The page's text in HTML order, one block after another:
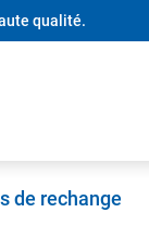
qualité.
de rechange